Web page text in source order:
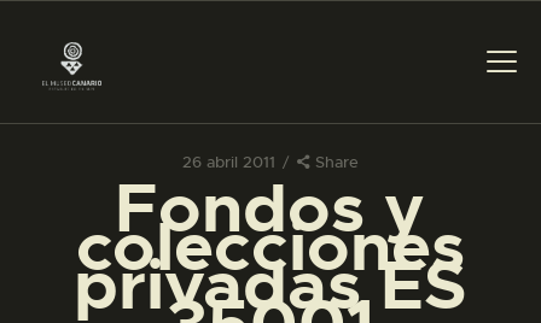
26 abril 2011 Share
Fondos y
colecciones
privadas ES
PREPARAR LA VISITA
ACTIVIDADES